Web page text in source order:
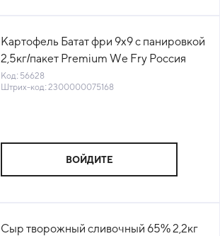
Картофель Батат фри 9х9 c панировкой
2,5кг/пакет Premium We Fry Россия
(BAT9) (КОД 56628) (-18°С)
Код: 56628
Штрих-код: 2300000075168
ВОЙДИТЕ
Сыр творожный сливочный 65% 2,2кг